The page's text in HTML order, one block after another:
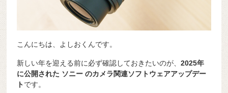
こんにちは、よしおくんです。
新しい年を迎える前に必ず確認しておきたいのが、2025年
に公開された ソニー のカメラ関連ソフトウェアアップデー
トです。